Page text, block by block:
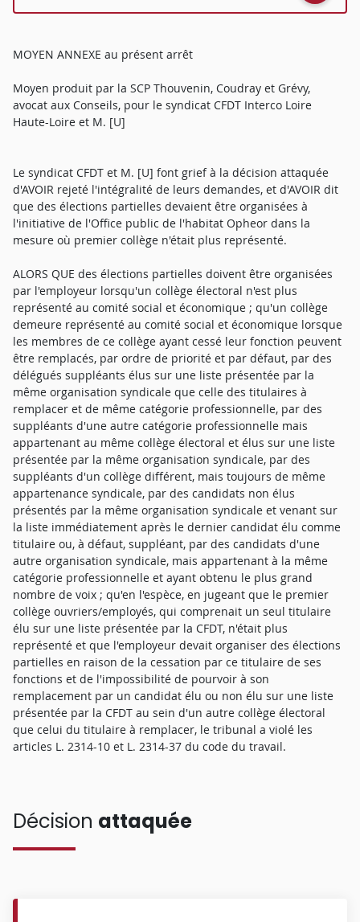
MOYEN ANNEXE au présent arrêt
Moyen produit par la SCP Thouvenin, Coudray et Grévy,
avocat aux Conseils, pour le syndicat CFDT Interco Loire
Haute-Loire et M. [U]
Le syndicat CFDT et M. [U] font grief à la décision attaquée
d'AVOIR rejeté l'intégralité de leurs demandes, et d'AVOIR dit
que des élections partielles devaient être organisées à
l'initiative de l'Office public de l'habitat Opheor dans la
mesure où premier collège n'était plus représenté.
ALORS QUE des élections partielles doivent être organisées
par l'employeur lorsqu'un collège électoral n'est plus
représenté au comité social et économique ; qu'un collège
demeure représenté au comité social et économique lorsque
les membres de ce collège ayant cessé leur fonction peuvent
être remplacés, par ordre de priorité et par défaut, par des
délégués suppléants élus sur une liste présentée par la
même organisation syndicale que celle des titulaires à
remplacer et de même catégorie professionnelle, par des
suppléants d'une autre catégorie professionnelle mais
appartenant au même collège électoral et élus sur une liste
présentée par la même organisation syndicale, par des
suppléants d'un collège différent, mais toujours de même
appartenance syndicale, par des candidats non élus
présentés par la même organisation syndicale et venant sur
la liste immédiatement après le dernier candidat élu comme
titulaire ou, à défaut, suppléant, par des candidats d'une
autre organisation syndicale, mais appartenant à la même
catégorie professionnelle et ayant obtenu le plus grand
nombre de voix ; qu'en l'espèce, en jugeant que le premier
collège ouvriers/employés, qui comprenait un seul titulaire
élu sur une liste présentée par la CFDT, n'était plus
représenté et que l'employeur devait organiser des élections
partielles en raison de la cessation par ce titulaire de ses
fonctions et de l'impossibilité de pourvoir à son
remplacement par un candidat élu ou non élu sur une liste
présentée par la CFDT au sein d'un autre collège électoral
que celui du titulaire à remplacer, le tribunal a violé les
articles L. 2314-10 et L. 2314-37 du code du travail.
Décision attaquée